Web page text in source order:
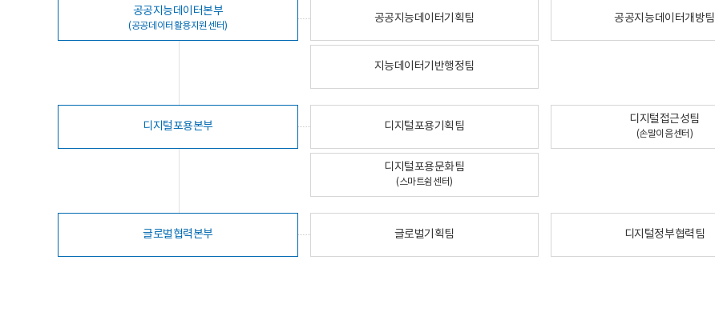
공공지능데이터본부
(공공데이터활용지원센터)
공공지능데이터기획팀 공공지능데이터개방팀
지능데이터기반행정팀
디지털포용본부 디지털포용기획팀
디지털접근성팀
(손말이음센터)
디지털포용문화팀
(스마트쉼센터)
글로벌협력본부 글로벌기획팀 디지털정부협력팀